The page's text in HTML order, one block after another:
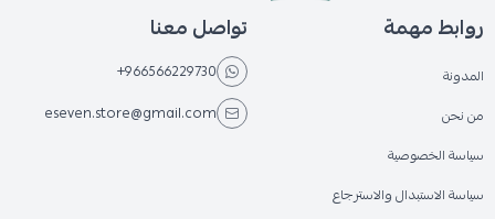
روابط مهمة
المدونة
من نحن
سياسة الخصوصية
سياسة الاستبدال والاسترجاع
تواصل معنا
+966566229730
eseven.store@gmail.com